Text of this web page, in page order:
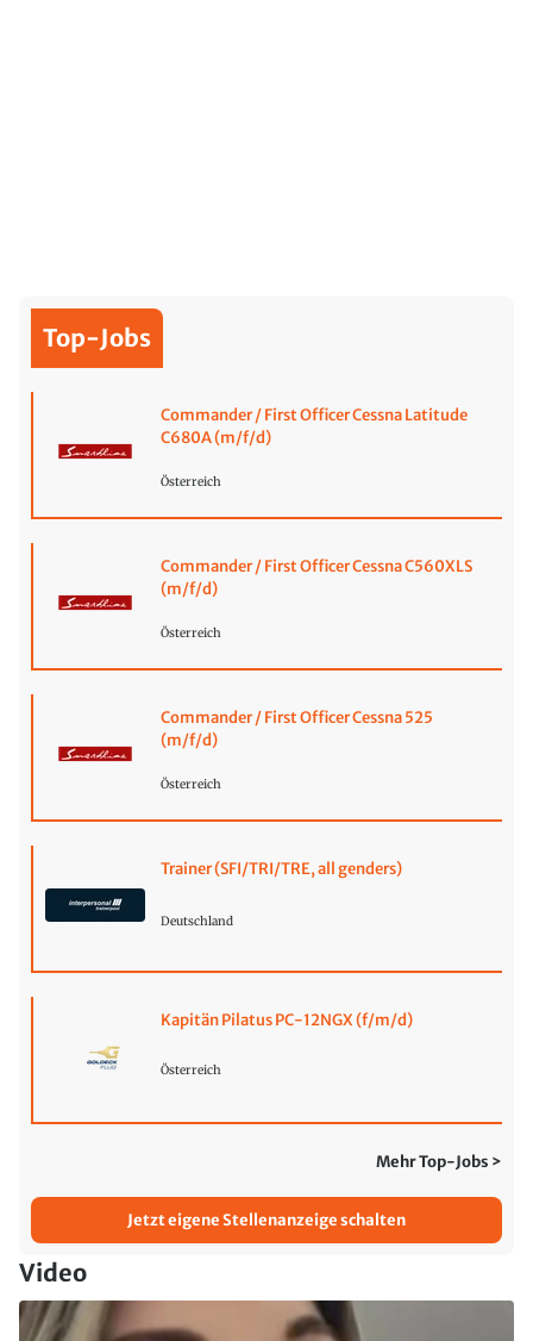
Top-Jobs
Commander / First Officer Cessna Latitude
C680A (m/f/d)
Österreich
Commander / First Officer Cessna C560XLS
(m/f/d)
Österreich
Commander / First Officer Cessna 525
(m/f/d)
Österreich
Trainer (SFI/TRI/TRE, all genders)
Deutschland
Kapitän Pilatus PC-12NGX (f/m/d)
Österreich
Mehr Top-Jobs >
Jetzt eigene Stellenanzeige schalten
Video